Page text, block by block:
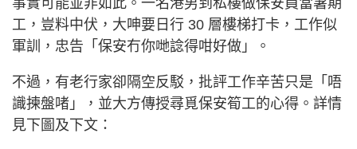
工，豈料中伏，大呻要日行 30 層樓梯打卡，工作似
軍訓，忠告「保安冇你哋諗得咁好做」。
不過，有老行家卻隔空反駁，批評工作辛苦只是「唔
識揀盤啫」，並大方傳授尋覓保安筍工的心得。詳情
見下圖及下文：